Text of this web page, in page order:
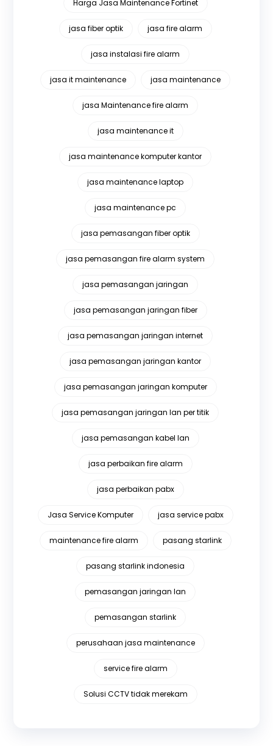
Harga Jasa Maintenance Fortinet
jasa fiber optik jasa fire alarm
jasa instalasi fire alarm
jasa it maintenance jasa maintenance
jasa Maintenance fire alarm
jasa maintenance it
jasa maintenance komputer kantor
jasa maintenance laptop
jasa maintenance pc
jasa pemasangan fiber optik
jasa pemasangan fire alarm system
jasa pemasangan jaringan
jasa pemasangan jaringan fiber
jasa pemasangan jaringan internet
jasa pemasangan jaringan kantor
jasa pemasangan jaringan komputer
jasa pemasangan jaringan lan per titik
jasa pemasangan kabel lan
jasa perbaikan fire alarm
jasa perbaikan pabx
Jasa Service Komputer jasa service pabx
maintenance fire alarm pasang starlink
pasang starlink indonesia
pemasangan jaringan lan
pemasangan starlink
perusahaan jasa maintenance
service fire alarm
Solusi CCTV tidak merekam